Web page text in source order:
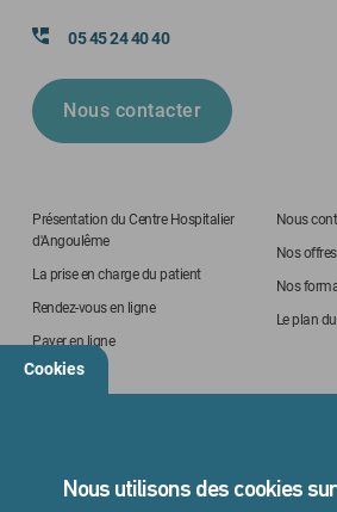
05 45 24 40 40
Nous contacter
Présentation du Centre Hospitalier
d'Angoulême
La prise en charge du patient
Rendez-vous en ligne
Payer en ligne
Nous
Nos
Nos
Le plan
05 45 24 40 40
Cookies
Nous utilisons des cookies